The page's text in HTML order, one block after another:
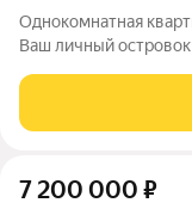
Однокомнатная
Ваш личный островок
продуманным
тех, кто ценит
7 200 000 ₽